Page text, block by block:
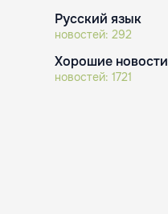
Русский язык
новостей: 292
Хорошие новости
новостей: 1721